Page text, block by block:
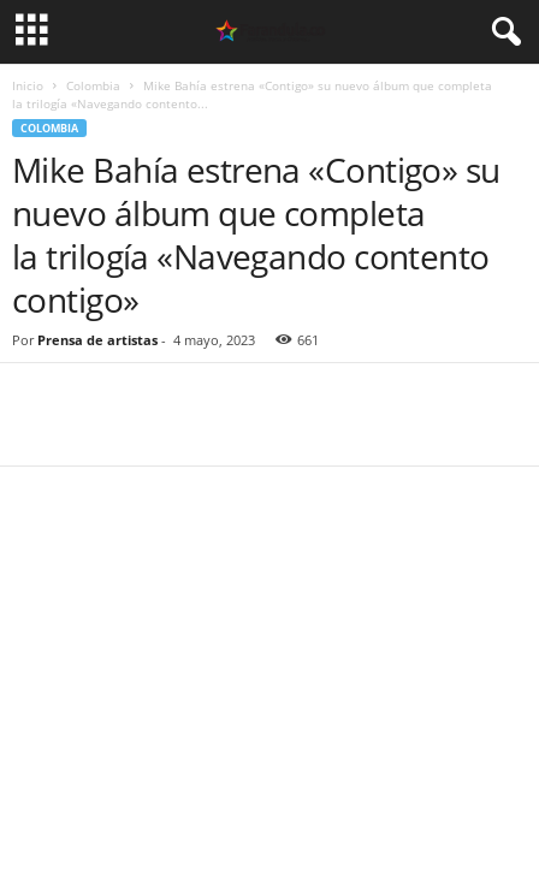
Inicio Colombia
Mike Bahía estrena «Contigo» su nuevo álbum que completa
la trilogía «Navegando contento...
COLOMBIA
Mike Bahía estrena «Contigo» su
nuevo álbum que completa
la trilogía «Navegando contento
contigo»
Por Prensa de artistas - 4 mayo, 2023 661